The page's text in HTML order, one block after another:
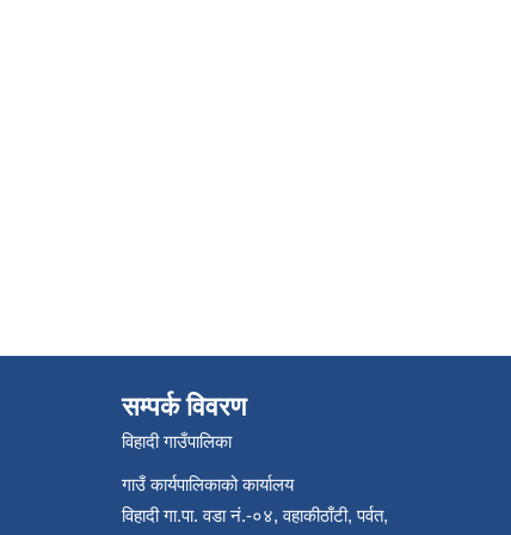
सम्पर्क विवरण
विहादी गाउँपालिका
गाउँ कार्यपालिकाको कार्यालय
विहादी गा.पा. वडा नं.-०४, वहाकीठाँटी, पर्वत,